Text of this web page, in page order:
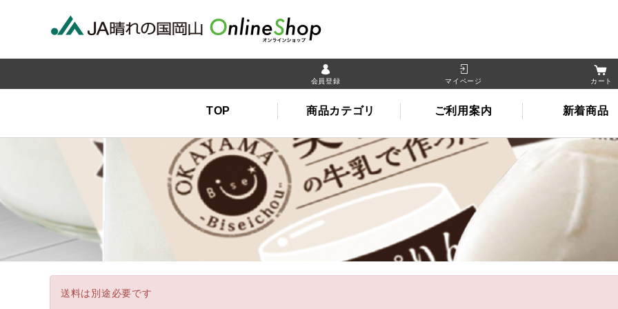
会員登録 マイページ カート
TOP 商品カテゴリ ご利用案内 新着商品
送料は別途必要です